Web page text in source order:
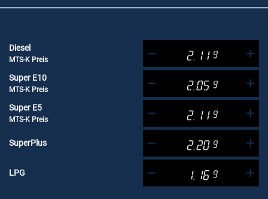
Diesel
MTS-K Preis 2.11 9
Super E10
MTS-K Preis 2.05 9
Super E5
MTS-K Preis 2.11 9
SuperPlus 2.20 9
LPG 1.16 9